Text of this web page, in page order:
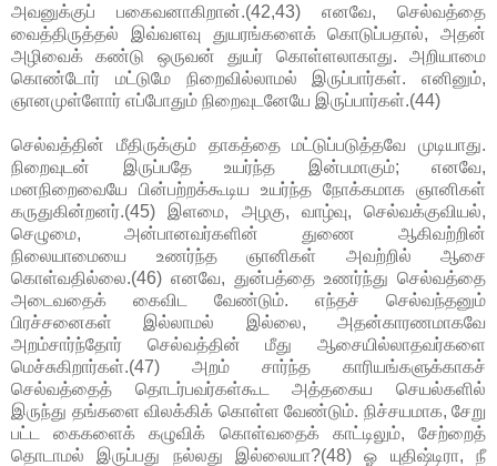
அவனுக்குப் பகைவனாகிறான்.(42,43) எனவே, செல்வத்தை
வைத்திருத்தல் இவ்வளவு துயரங்களைக் கொடுப்பதால், அதன்
அழிவைக் கண்டு ஒருவன் துயர் கொள்ளலாகாது. அறியாமை
கொண்டோர் மட்டுமே நிறைவில்லாமல் இருப்பார்கள். எனினும்,
ஞானமுள்ளோர் எப்போதும் நிறைவுடனேயே இருப்பார்கள்.(44)
செல்வத்தின் மீதிருக்கும் தாகத்தை மட்டுப்படுத்தவே முடியாது.
நிறைவுடன் இருப்பதே உயர்ந்த இன்பமாகும்; எனவே,
மனநிறைவையே பின்பற்றக்கூடிய உயர்ந்த நோக்கமாக ஞானிகள்
கருதுகின்றனர்.(45) இளமை, அழகு, வாழ்வு, செல்வக்குவியல்,
செழுமை, அன்பானவர்களின் துணை ஆகிவற்றின்
நிலையாமையை உணர்ந்த ஞானிகள் அவற்றில் ஆசை
கொள்வதில்லை.(46) எனவே, துன்பத்தை உணர்ந்து செல்வத்தை
அடைவதைக் கைவிட வேண்டும். எந்தச் செல்வந்தனும்
பிரச்சனைகள் இல்லாமல் இல்லை, அதன்காரணமாகவே
அறம்சார்ந்தோர் செல்வத்தின் மீது ஆசையில்லாதவர்களை
மெச்சுகிறார்கள்.(47) அறம் சார்ந்த காரியங்களுக்காகச்
செல்வத்தைத் தொடர்பவர்கள்கூட அத்தகைய செயல்களில்
இருந்து தங்களை விலக்கிக் கொள்ள வேண்டும். நிச்சயமாக, சேறு
பட்ட கைகளைக் கழுவிக் கொள்வதைக் காட்டிலும், சேற்றைத்
தொடாமல் இருப்பது நல்லது இல்லையா?(48) ஓ யுதிஷ்டிரா, நீ